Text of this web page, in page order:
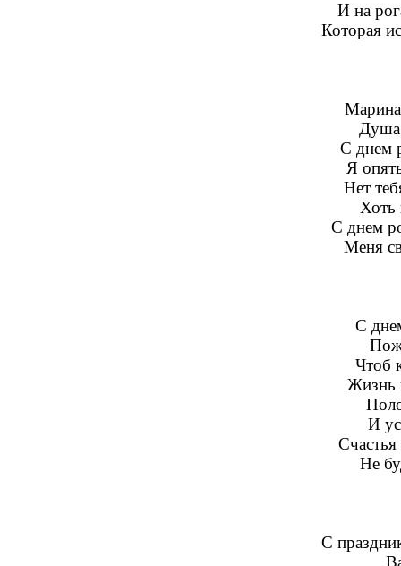
И на
Которая
Марина
Душа
С днем
Я
Нет
Хоть
С днем
Меня
С
Чтоб
Жизнь
И
Не
С